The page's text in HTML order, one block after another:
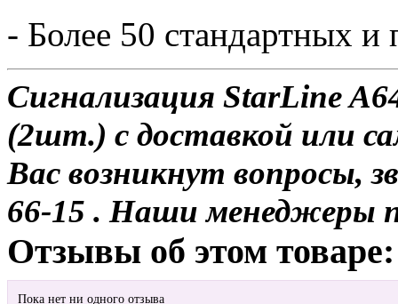
- Более 50 стандартных
Сигнализация StarLine
(2шт.) с доставкой или
Вас возникнут вопросы,
66-15 . Наши менеджеры
Отзывы об этом товаре:
Пока нет ни одного отзыва